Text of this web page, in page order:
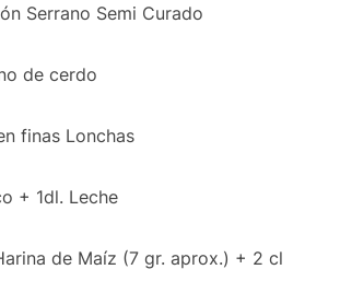
Serrano Semi Curado
de cerdo
finas Lonchas
+ 1dl. Leche
de Maíz (7 gr. aprox.) + 2 cl